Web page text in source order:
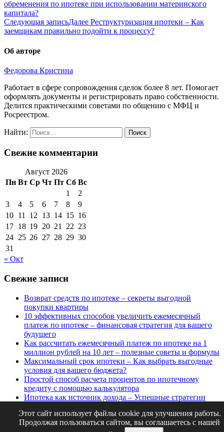
обременения по ипотеке при использовании материнского
капитала?
Следующая записьДалее Реструктуризация ипотеки – Как
заемщикам правильно подойти к процессу?
Об авторе
Федорова Кристина
Работает в сфере сопровождения сделок более 8 лет. Помогает
оформлять документы и регистрировать право собственности.
Делится практическими советами по общению с МФЦ и
Росреестром.
Найти:
Свежие комментарии
Август 2026
Пн Вт Ср Чт Пт Сб Вс
1
2
3
4 5 6 7 8
9
10 11 12 13 14 15 16
17 18 19 20 21 22 23
24 25 26 27 28 29 30
31
« Окт
Свежие записи
Возврат средств по ипотеке – секреты выгодной
покупки квартиры
10 эффективных способов увеличить ежемесячный
платеж по ипотеке – финансовая стратегия для вашего
будущего
Как рассчитать ежемесячный платеж по ипотеке на 1
миллион рублей на 10 лет – полезные советы и формулы
Максимальный срок ипотеки – Как выбрать выгодные
условия для вашего бюджета?
Простой способ расчета процентов по ипотечному
кредиту с помощью калькулятора
Ипотека как источник дохода – Успешные стратегии
Идеи для ремонта квартиры в Кургане – выбираем стиль
и материалы для вашего интерьера
Этот сайт использует файлы cookie для улучшения работы.
Продолжая пользоваться сайтом, вы соглашаетесь с нашей